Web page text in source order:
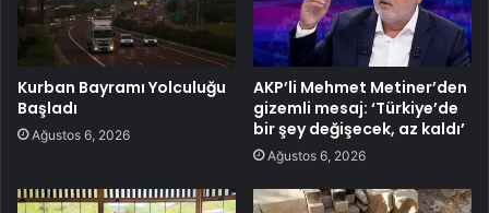
Kurban Bayramı Yolculuğu
Başladı
Ağustos 6, 2026
AKP’li Mehmet Metiner’den
gizemli mesaj: ‘Türkiye’de
bir şey değişecek, az kaldı’
Ağustos 6, 2026